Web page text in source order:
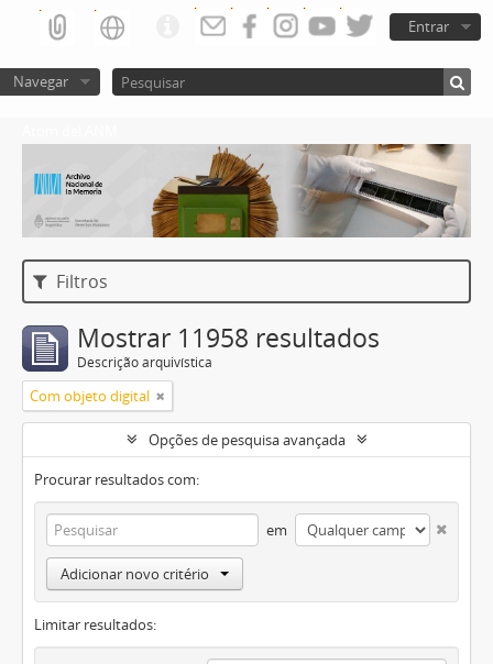
Entrar
Navegar
Filtros
Mostrar 11958 resultados
Descrição arquivística
Com objeto digital
Opções de pesquisa avançada
Procurar resultados com:
em
Adicionar novo critério
Limitar resultados: